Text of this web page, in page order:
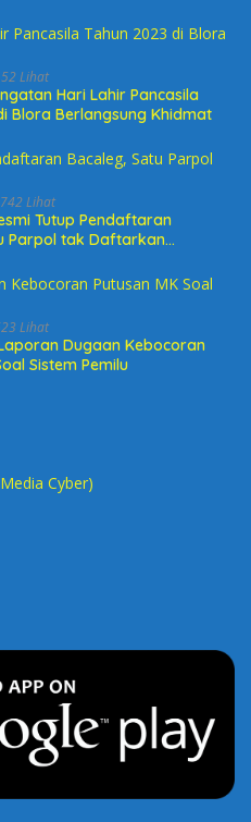
Lihat
Hari Lahir Pancasila
Blora Berlangsung Khidmat
Lihat
Tutup Pendaftaran
Parpol tak Daftarkan
Lihat
Dugaan Kebocoran
Sistem Pemilu
Cyber)